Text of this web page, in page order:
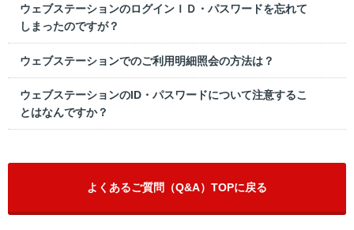
ウェブステーションのログインＩＤ・パスワードを忘れて
しまったのですが？
ウェブステーションでのご利用明細照会の方法は？
ウェブステーションのID・パスワードについて注意するこ
とはなんですか？
よくあるご質問（Q&A）TOPに戻る